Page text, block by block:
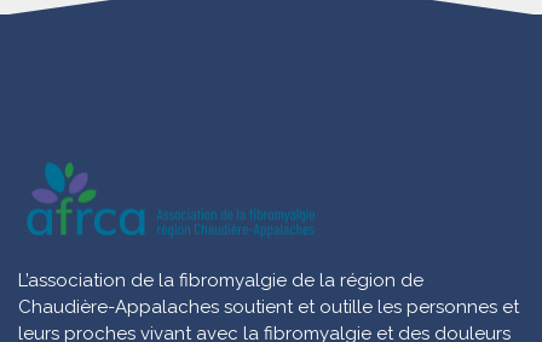
L’association de la fibromyalgie de la région de
Chaudière-Appalaches soutient et outille les personnes et
leurs proches vivant avec la fibromyalgie et des douleurs